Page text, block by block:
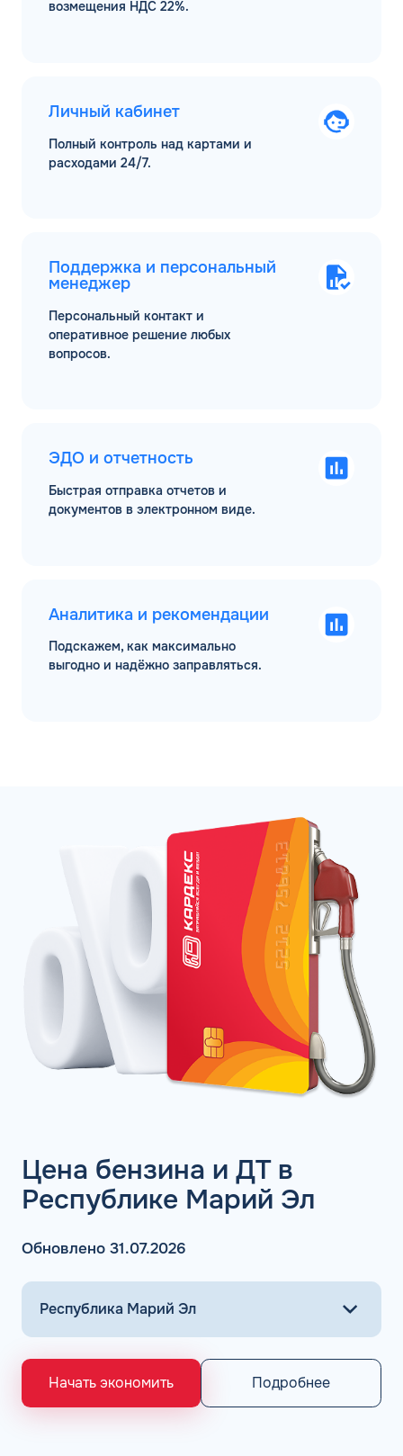
возмещения НДС 22%.
Личный кабинет
Полный контроль над картами и
расходами 24/7.
Поддержка и персональный
менеджер
Персональный контакт и
оперативное решение любых
вопросов.
ЭДО и отчетность
Быстрая отправка отчетов и
документов в электронном виде.
Аналитика и рекомендации
Подскажем, как максимально
выгодно и надёжно заправляться.
Цена бензина и ДТ в
Республике Марий Эл
Обновлено 31.07.2026
Начать экономить Подробнее